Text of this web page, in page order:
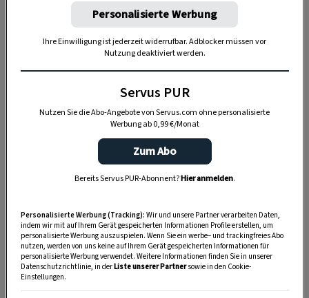
Nutzen Sie WhatsApp auf Ihrem Handy und lieben es, auf
dem Balkon, der Terrasse oder im Garten zu werkeln? In
unserem kostenlosen WhatsApp-Kanal finden Sie täglich
Tipps und Tricks für Garten, Terrasse, Balkon- und
Zimmerpflanzen.
HIER MEHR ERFAHREN
2. Kekse mit Durchblick
Hier blinzelt uns fruchtige Marmelade aus den
Gucklöchern entgegen. Ob Ribisel-, Himbeer-
oder Marillenmarmelade – in dieLinzer Kekse
kommt rein, was schmeckt.
Personalisierte Werbung
Ihre Einwilligung ist jederzeit widerrufbar. Adblocker müssen vor
Nutzung deaktiviert werden.
Servus PUR
Nutzen Sie die Abo-Angebote von Servus.com ohne personalisierte
Werbung ab 0,99 €/Monat
Zum Abo
Bereits Servus PUR-Abonnent?Hier anmelden.
Personalisierte Werbung (Tracking): Wir und unsere Partner verarbeiten Daten,
indem wir mit auf Ihrem Gerät gespeicherten Informationen Profile erstellen, um
personalisierte Werbung auszuspielen. Wenn Sie ein werbe– und trackingfreies Abo
nutzen, werden von uns keine auf Ihrem Gerät gespeicherten Informationen für
personalisierte Werbung verwendet. Weitere Informationen finden Sie in unserer
Datenschutzrichtlinie, in derListe unserer Partnersowie in den Cookie-
Einstellungen.